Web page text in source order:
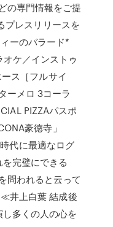
の専門情報をご提
プレスリリースを
ーのバラード*
ケ／インストゥ
ス［フルサイ
ーメロ 3コーラ
PIZZAパスポ
豪徳寺」
代に最適なログ
完璧にできる
問われると云って
井上白葉 結成後
多くの人の心を